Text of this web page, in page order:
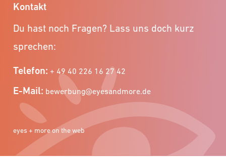
Kontakt
Du hast noch Fragen? Lass uns doch kurz
sprechen:
Telefon: + 49 40 226 16 27 42
E-Mail: bewerbung@eyesandmore.de
eyes + more on the web